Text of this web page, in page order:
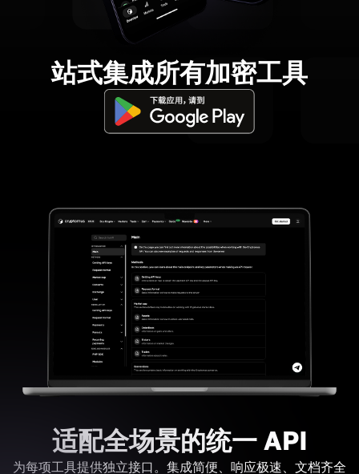
站式集成所有加密工具
适配全场景的统一 API
为每项工具提供独立接口。集成简便、响应极速、文档齐全